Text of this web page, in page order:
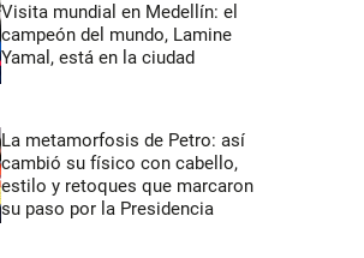
Visita mundial en Medellín: el
campeón del mundo, Lamine
Yamal, está en la ciudad
La metamorfosis de Petro: así
cambió su físico con cabello,
estilo y retoques que marcaron
su paso por la Presidencia